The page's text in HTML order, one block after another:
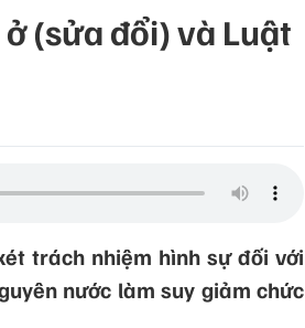
(sửa đổi) và Luật
trách nhiệm hình sự đối với
nước làm suy giảm chức